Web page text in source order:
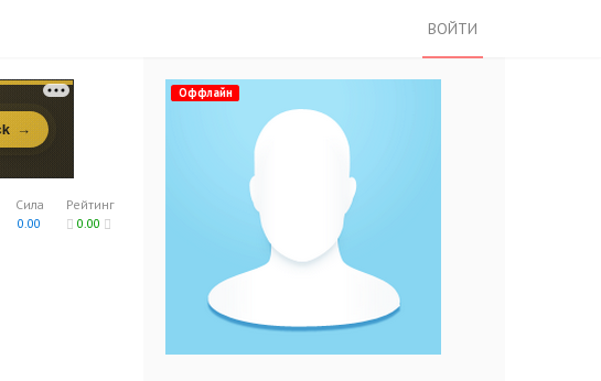
ВОЙТИ
Рейтинг
0.00
Сила
0.00
Оффлайн